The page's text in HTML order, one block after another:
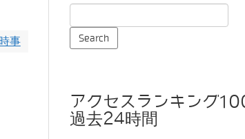
時事
アクセスランキング
過去24時間